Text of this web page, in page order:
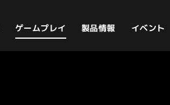
ゲームプレイ 製品情報 イベント